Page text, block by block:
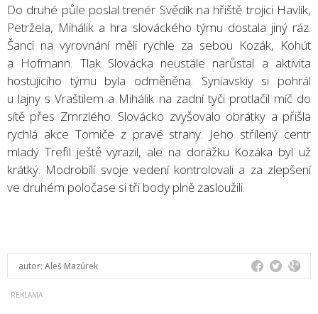
Do druhé půle poslal trenér Svědík na hřiště trojici Havlík,
Petržela, Mihálik a hra slováckého týmu dostala jiný ráz.
Šanci na vyrovnání měli rychle za sebou Kozák, Kohút
a Hofmann. Tlak Slovácka neustále narůstal a aktivita
hostujícího týmu byla odměněna. Syniavskiy si pohrál
u lajny s Vraštilem a Mihálik na zadní tyči protlačil míč do
sítě přes Zmrzlého. Slovácko zvyšovalo obrátky a přišla
rychlá akce Tomiče z pravé strany. Jeho střílený centr
mladý Trefil ještě vyrazil, ale na dorážku Kozáka byl už
krátký. Modrobílí svoje vedení kontrolovali a za zlepšení
ve druhém poločase si tři body plně zasloužili.
autor: Aleš Mazúrek